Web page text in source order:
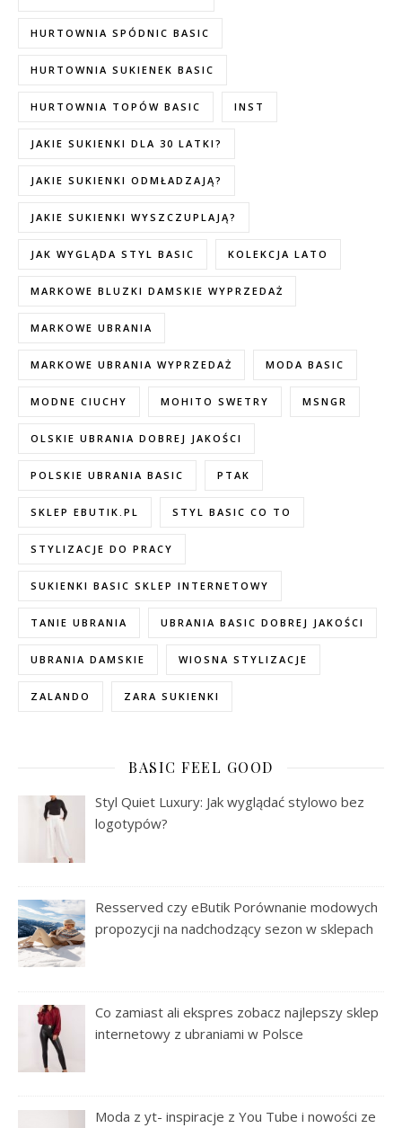
HURTOWNIA SPÓDNIC BASIC
HURTOWNIA SUKIENEK BASIC
HURTOWNIA TOPÓW BASIC INST
JAKIE SUKIENKI DLA 30 LATKI?
JAKIE SUKIENKI ODMŁADZAJĄ?
JAKIE SUKIENKI WYSZCZUPLAJĄ?
JAK WYGLĄDA STYL BASIC KOLEKCJA LATO
MARKOWE BLUZKI DAMSKIE WYPRZEDAŻ
MARKOWE UBRANIA
MARKOWE UBRANIA WYPRZEDAŻ MODA BASIC
MODNE CIUCHY MOHITO SWETRY MSNGR
OLSKIE UBRANIA DOBREJ JAKOŚCI
POLSKIE UBRANIA BASIC PTAK
SKLEP EBUTIK.PL STYL BASIC CO TO
STYLIZACJE DO PRACY
SUKIENKI BASIC SKLEP INTERNETOWY
TANIE UBRANIA UBRANIA BASIC DOBREJ JAKOŚCI
UBRANIA DAMSKIE WIOSNA STYLIZACJE
ZALANDO ZARA SUKIENKI
BASIC FEEL GOOD
Styl Quiet Luxury: Jak wyglądać stylowo bez
logotypów?
Resserved czy eButik Porównanie modowych
propozycji na nadchodzący sezon w sklepach
Co zamiast ali ekspres zobacz najlepszy sklep
internetowy z ubraniami w Polsce
Moda z yt- inspiracje z You Tube i nowości ze